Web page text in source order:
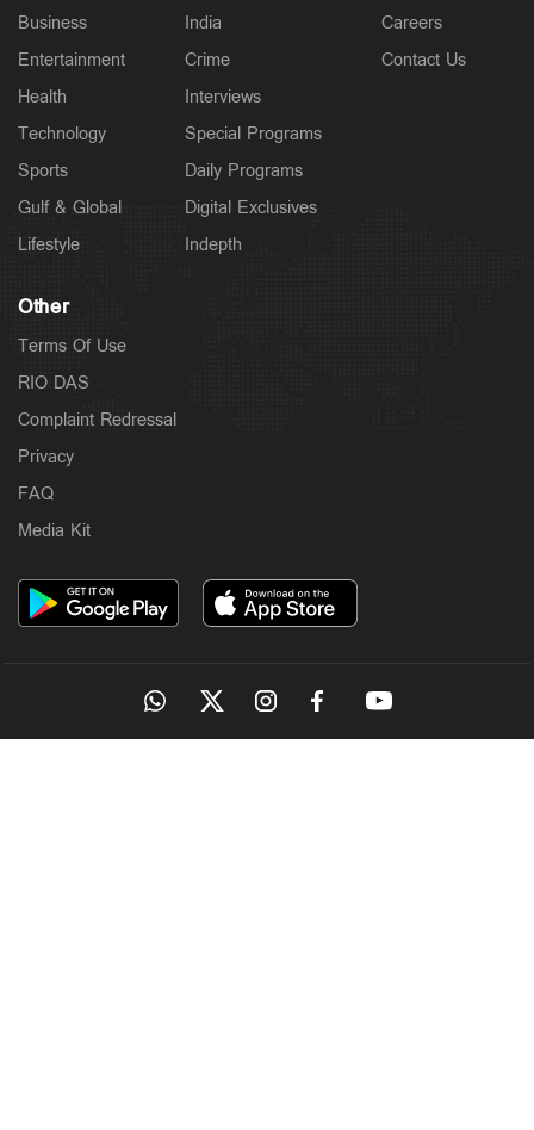
Business
Entertainment
Health
Technology
Sports
Gulf & Global
Lifestyle
India
Crime
Interviews
Special Programs
Daily Programs
Digital Exclusives
Indepth
Careers
Contact Us
Other
Terms Of Use
RIO DAS
Complaint Redressal
Privacy
FAQ
Media Kit